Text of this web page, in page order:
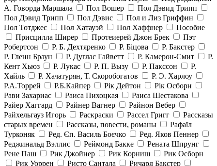
А. Говорда Маршала
Пол Вошер
Пол Дэвид Трипп
Пол Дэвид Трипп
Пол Дэвис
Пол и Лиз Гриффин
Пол Тотджес
Пол Хатауэй Пол Хаффнер
Пособие
Присцилла Ширер
Протеиерей Джон Брек
Пэт
Робертсон
Р. Б. Дехтяренко Р. Біцова
Р. Бакстер
Р. Гленн Браун
Р. Дуглас Гайветт Р. Камерон-Смит
Р.
Кент Хьюз
Р. Лукас Р. П. Вызу Р. Пакссон
Р.
Хайль
Р. Хачатурян, Т. Скоробогатов
Р. Э. Харлоу
Р.А.Торрей
Р.Б.Кайпер Рік Дейтон
Рік Осборн
Рави Захариас
Раиса Пихоцкая
Раиса Шестакова
Райер Хаггард
Райнер Вагнер
Райнон Вебер
Райхельгауз Игорь
Раскраски Рассел Григг
Рассказы
старых времен
Рассказы, повести, романы
Рафаїл
Турконяк
Ред. Єп. Василь Боєчко
Ред. Яков Пеннер
Реджинальд Вэллис
Реймонд Бакке
Рената Шпрунг
Рене Паш
Рик Джойнер Рик Корниш
Рик Осборн
Рик Уоррен
Ристо Сантала Ричард Бакстер